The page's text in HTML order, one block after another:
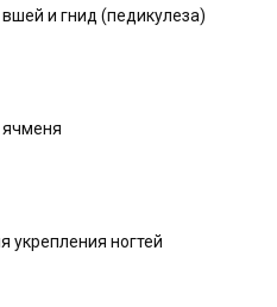
и гнид (педикулеза)
ячменя
укрепления ногтей